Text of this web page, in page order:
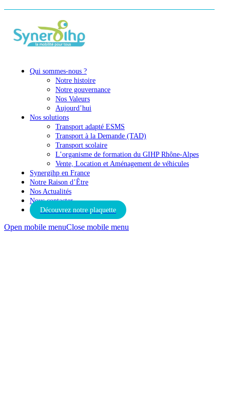
Qui sommes-nous ?
Notre histoire
Notre gouvernance
Nos Valeurs
Aujourd’hui
Nos solutions
Transport adapté ESMS
Transport à la Demande (TAD)
Transport scolaire
L’organisme de formation du GIHP Rhône-Alpes
Vente, Location et Aménagement de véhicules
Synergihp en France
Notre Raison d’Être
Nos Actualités
Nous contacter
Découvrez notre plaquette
Open mobile menuClose mobile menu